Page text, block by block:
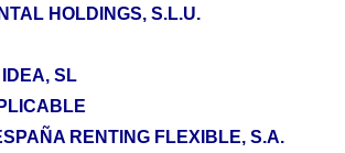
HOLDINGS, S.L.U.
IDEA, SL
RENTING FLEXIBLE, S.A.